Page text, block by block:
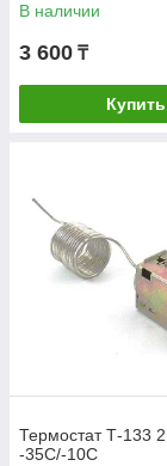
В наличии
3 600 ₸
Купить
Термостат Т-133
-35С/-10С